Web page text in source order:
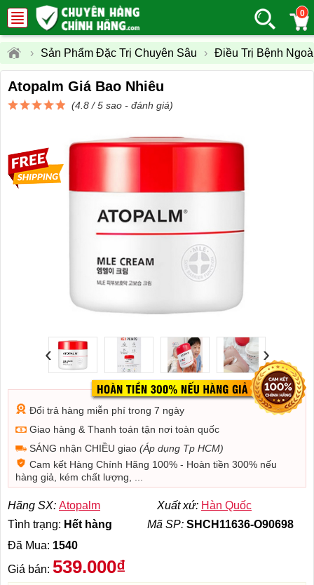
0
› Sản Phẩm Đặc Trị Chuyên Sâu › Điều Trị Bệnh
Atopalm Giá Bao Nhiêu
(4.8 / 5 sao - đánh giá)
‹ ›
Đổi trả hàng miễn phí trong 7 ngày
Giao hàng & Thanh toán tận nơi toàn quốc
SÁNG nhận CHIỀU giao (Áp dụng Tp HCM)
Cam kết Hàng Chính Hãng 100% - Hoàn tiền 300% nếu
hàng giả, kém chất lượng, ...
Hãng SX: Atopalm Xuất xứ: Hàn Quốc
Tình trạng: Hết hàng Mã SP: SHCH11636-O90698
Đã Mua: 1540
Giá bán: 539.000₫